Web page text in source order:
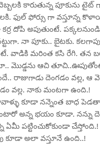
కారుతున్న పూకును
ఫుల్ ఫోర్సు గా వస్తూన్న
దోపి అపుతుంటే.
నా పూకు.. బైటకు.
వాడికి మరింత కసి రేగి.
మొడ్డను ఆచి
రాజుగాడు దెంగడం వల్ల, ఆ
వల్ల. నాకు మంటగా ఉంది.!
కూడా నన్నెంత బాధ
అన్న భయం కూడా. నన్ను
ఏమీ పట్టించుకోకుండా
కూడా అలా వస్తూనే ఉంది..!